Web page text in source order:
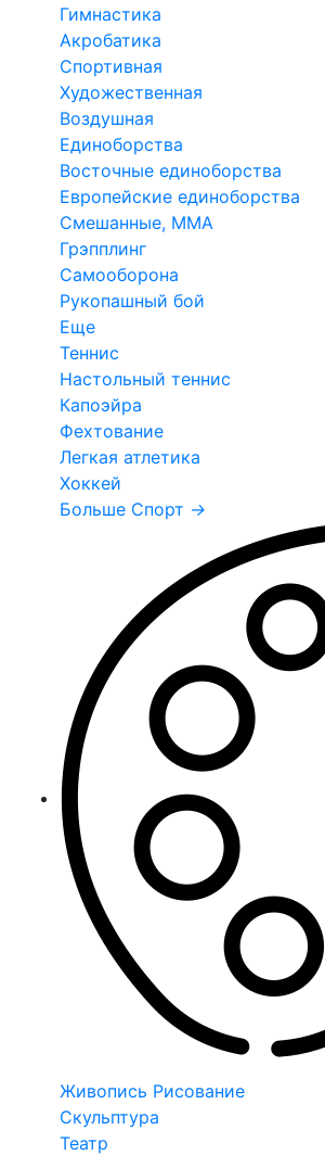
Гимнастика
Акробатика
Спортивная
Художественная
Воздушная
Единоборства
Восточные единоборства
Европейские единоборства
Смешанные, ММА
Грэпплинг
Самооборона
Рукопашный бой
Еще
Теннис
Настольный теннис
Капоэйра
Фехтование
Легкая атлетика
Хоккей
Больше Спорт →
Живопись Рисование
Скульптура
Театр